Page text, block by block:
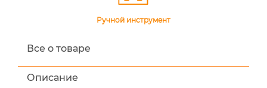
Ручной инструмент
Все о товаре
Описание